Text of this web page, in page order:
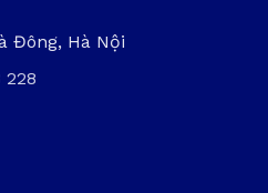
Đông, Hà Nội
228